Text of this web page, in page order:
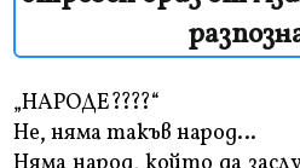
„НАРОДЕ????“
Не, няма такъв народ…